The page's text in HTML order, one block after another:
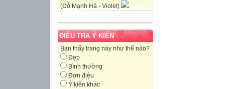
(Đỗ Mạnh Hà - Violet)
ĐIỀU TRA Ý KIẾN
Bạn thấy trang này như thế nào?
Đẹp
Bình thường
Đơn điệu
Ý kiến khác